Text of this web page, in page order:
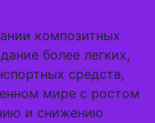
композитных
более легких,
средств,
мире с ростом
и снижению